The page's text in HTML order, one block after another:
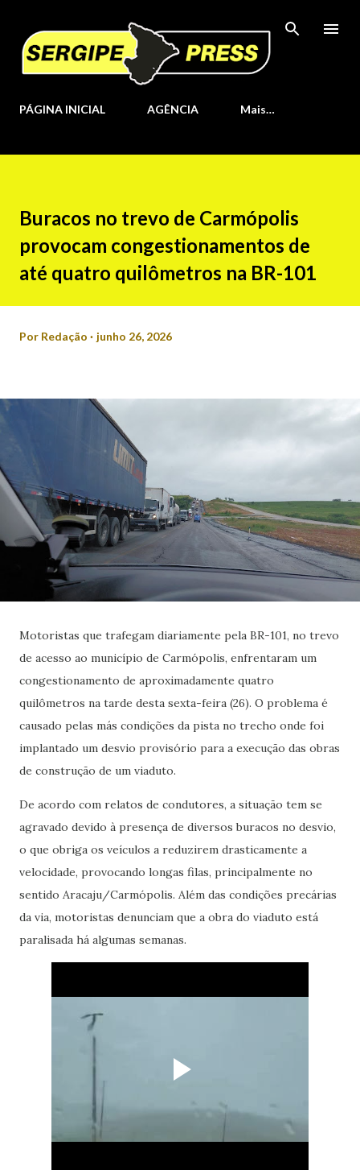
Pular para o conteúdo principal
PÁGINA INICIAL AGÊNCIA Mais…
Buracos no trevo de Carmópolis
provocam congestionamentos de
até quatro quilômetros na BR-101
Por Redação junho 26, 2026
Motoristas que trafegam diariamente pela BR-101, no trevo
de acesso ao município de Carmópolis, enfrentaram um
congestionamento de aproximadamente quatro
quilômetros na tarde desta sexta-feira (26). O problema é
causado pelas más condições da pista no trecho onde foi
implantado um desvio provisório para a execução das obras
de construção de um viaduto.
De acordo com relatos de condutores, a situação tem se
agravado devido à presença de diversos buracos no desvio,
o que obriga os veículos a reduzirem drasticamente a
velocidade, provocando longas filas, principalmente no
sentido Aracaju/Carmópolis. Além das condições precárias
da via, motoristas denunciam que a obra do viaduto está
paralisada há algumas semanas.